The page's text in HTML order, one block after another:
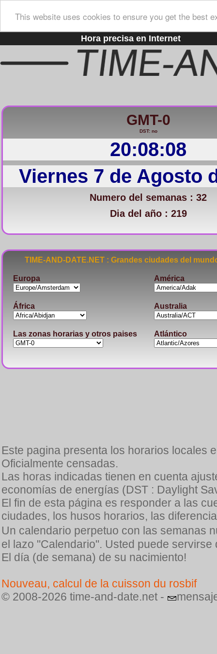
This website uses cookies to ensure you get the best
Hora precisa en Internet
GMT-0
DST: no
20:08:09
Viernes 7 de Agosto
Numero del semanas : 32
Dia del año : 219
TIME-AND-DATE.NET : Grandes ciudades del
Europa América
África Australia
Las zonas horarias y otros paises Atlántico
Este pagina presenta los horarios locales
Oficialmente censadas.
Las horas indicadas tienen en cuenta
economías de energías (DST : Daylight
El fin de esta página es responder a las
ciudades, los husos horarios, las
Un calendario perpetuo con las semanas
el lazo "Calendario". Usted puede
El día (de semana) de su nacimiento!
Nouveau, calcul de la cuisson du rosbif
© 2008-2026 time-and-date.net -